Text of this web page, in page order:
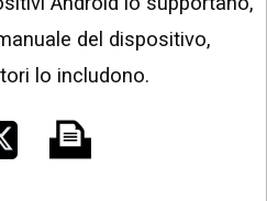
del dispositivo,
lo includono.